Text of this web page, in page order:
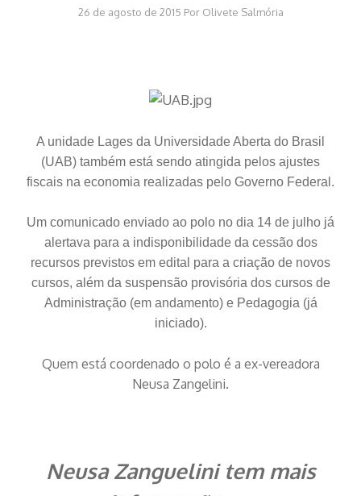
26 de agosto de 2015 Por Olivete Salmória
A unidade Lages da Universidade Aberta do Brasil
(UAB) também está sendo atingida pelos ajustes
fiscais na economia realizadas pelo Governo Federal.
Um comunicado enviado ao polo no dia 14 de julho já
alertava para a indisponibilidade da cessão dos
recursos previstos em edital para a criação de novos
cursos, além da suspensão provisória dos cursos de
Administração (em andamento) e Pedagogia (já
iniciado).
Quem está coordenado o polo é a ex-vereadora
Neusa Zangelini.
Neusa Zanguelini tem mais